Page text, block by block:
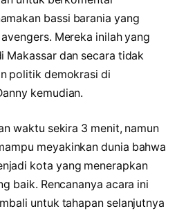
bassi barania yang
Mereka inilah yang
Makassar dan secara tidak
politik demokrasi di
kemudian.
waktu sekira 3 menit, namun
meyakinkan dunia bahwa
kota yang menerapkan
baik. Rencananya acara ini
untuk tahapan selanjutnya